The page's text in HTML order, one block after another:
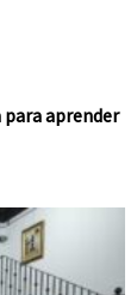
aprender